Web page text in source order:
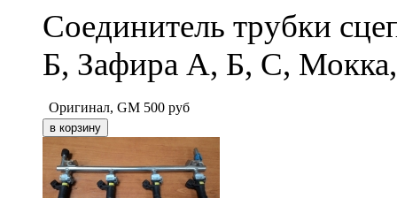
Соединитель трубки
Б, Зафира А, Б, С,
Оригинал, GM 500 руб